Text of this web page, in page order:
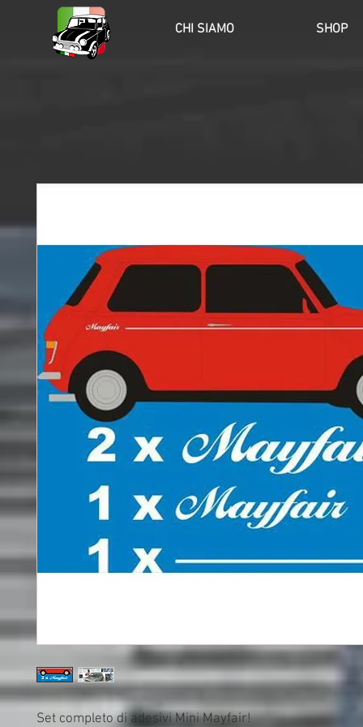
HOME CHI SIAMO SHOP
Set completo di adesivi Mini Mayfair!